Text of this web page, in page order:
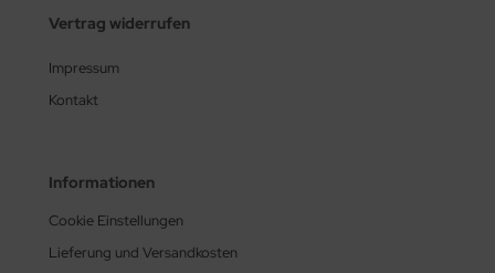
Vertrag widerrufen
Impressum
Kontakt
Informationen
Cookie Einstellungen
Lieferung und Versandkosten